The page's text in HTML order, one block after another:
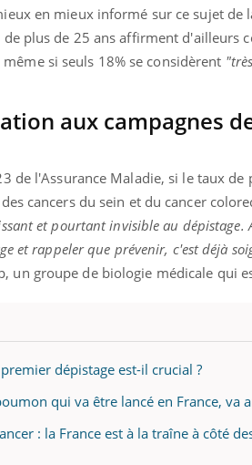
en mieux informé sur ce sujet de
de plus de 25 ans affirment d'ailleurs
si seuls 18% se considèrent
aux campagnes
de l'Assurance Maladie, si le taux
cancers du sein et du cancer
et pourtant invisible au dépistage.
et rappeler que prévenir, c'est déjà
un groupe de biologie médicale qui
dépistage est-il crucial ?
qui va être lancé en France, va
: la France est à la traîne à côté